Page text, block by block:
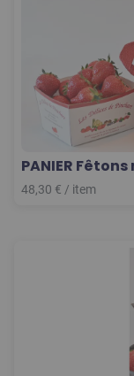
PANIER
48,30 € / item